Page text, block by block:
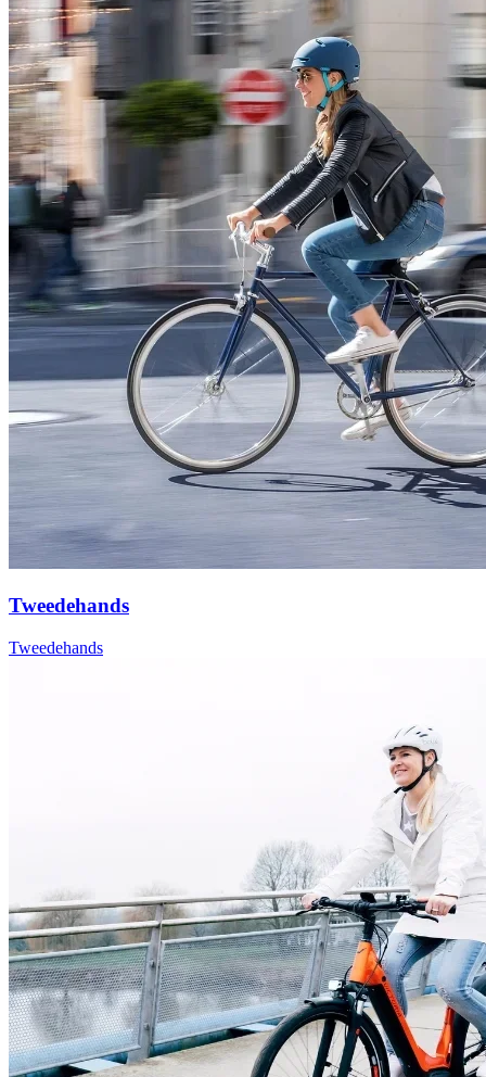
Tweedehands
Tweedehands